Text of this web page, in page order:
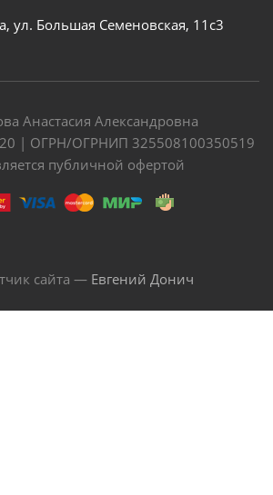
ул. Большая Семеновская, 11с3
Анастасия Александровна
| ОГРН/ОГРНИП 325508100350519
публичной офертой
сайта — Евгений Донич